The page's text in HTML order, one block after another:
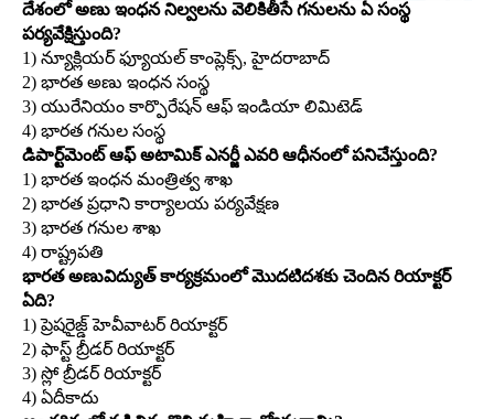
దేశంలో అణు ఇంధన నిల్వలను వెలికితీసే గనులను ఏ సంస్థ
పర్యవేక్షిస్తుంది?
1) న్యూక్లియర్‌ ఫ్యూయల్‌ కాంప్లెక్స్‌, హైదరాబాద్‌
2) భారత అణు ఇంధన సంస్థ
3) యురేనియం కార్పొరేషన్‌ ఆఫ్‌ ఇండియా లిమిటెడ్‌
4) భారత గనుల సంస్థ
డిపార్ట్‌మెంట్‌ ఆఫ్‌ అటామిక్‌ ఎనర్జీ ఎవరి ఆధీనంలో పనిచేస్తుంది?
1) భారత ఇంధన మంత్రిత్వ శాఖ
2) భారత ప్రధాని కార్యాలయ పర్యవేక్షణ
3) భారత గనుల శాఖ
4) రాష్ట్రపతి
భారత అణువిద్యుత్‌ కార్యక్రమంలో మొదటిదశకు చెందిన రియాక్టర్‌
ఏది?
1) ప్రెషరైజ్డ్‌ హెవీవాటర్‌ రియాక్టర్‌
2) ఫాస్ట్‌ బ్రీడర్‌ రియాక్టర్‌
3) స్లో బ్రీడర్‌ రియాక్టర్‌
4) ఏదీకాదు